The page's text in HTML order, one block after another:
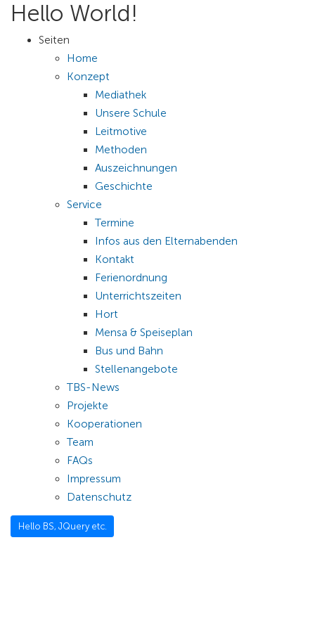
Hello World!
Seiten
Home
Konzept
Mediathek
Unsere Schule
Leitmotive
Methoden
Auszeichnungen
Geschichte
Service
Termine
Infos aus den Elternabenden
Kontakt
Ferienordnung
Unterrichtszeiten
Hort
Mensa & Speiseplan
Bus und Bahn
Stellenangebote
TBS-News
Projekte
Kooperationen
Team
FAQs
Impressum
Datenschutz
Hello BS, JQuery etc.